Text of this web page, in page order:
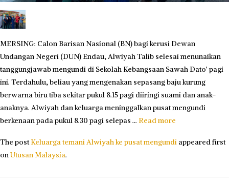
MERSING: Calon Barisan Nasional (BN) bagi kerusi Dewan
Undangan Negeri (DUN) Endau, Alwiyah Talib selesai menunaikan
tanggungjawab mengundi di Sekolah Kebangsaan Sawah Dato’ pagi
ini. Terdahulu, beliau yang mengenakan sepasang baju kurung
berwarna biru tiba sekitar pukul 8.15 pagi diiringi suami dan anak-
anaknya. Alwiyah dan keluarga meninggalkan pusat mengundi
berkenaan pada pukul 8.30 pagi selepas … Read more
The postKeluarga temani Alwiyah ke pusat mengundi appeared first
onUtusan Malaysia.